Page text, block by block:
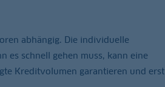
abhängig. Die individuelle
es schnell gehen muss, kann eine
Kreditvolumen garantieren und erst